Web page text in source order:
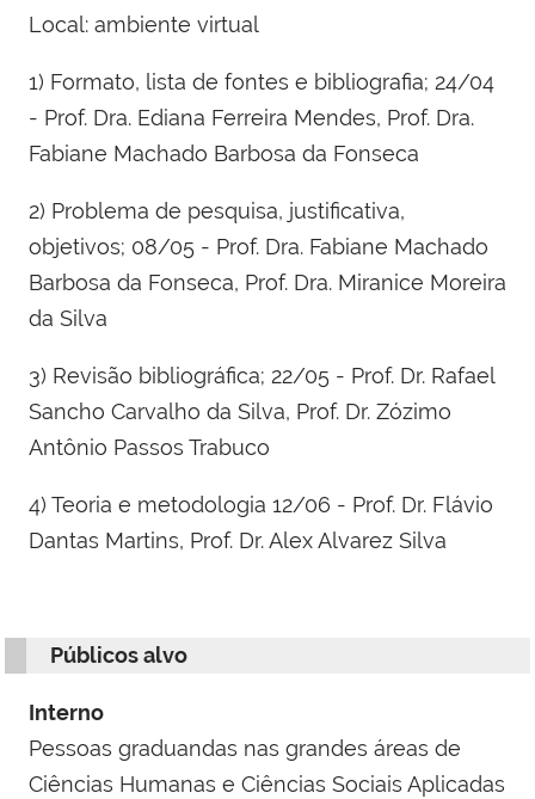
Local: ambiente virtual
1) Formato, lista de fontes e bibliografia; 24/04
- Prof. Dra. Ediana Ferreira Mendes, Prof. Dra.
Fabiane Machado Barbosa da Fonseca
2) Problema de pesquisa, justificativa,
objetivos; 08/05 - Prof. Dra. Fabiane Machado
Barbosa da Fonseca, Prof. Dra. Miranice Moreira
da Silva
3) Revisão bibliográfica; 22/05 - Prof. Dr. Rafael
Sancho Carvalho da Silva, Prof. Dr. Zózimo
Antônio Passos Trabuco
4) Teoria e metodologia 12/06 - Prof. Dr. Flávio
Dantas Martins, Prof. Dr. Alex Alvarez Silva
Públicos alvo
Interno
Pessoas graduandas nas grandes áreas de
Ciências Humanas e Ciências Sociais Aplicadas